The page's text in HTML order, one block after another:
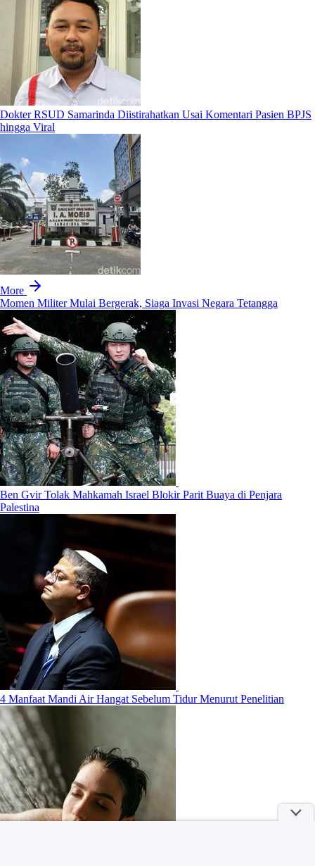
Dokter RSUD Samarinda Diistirahatkan Usai Komentari Pasien BPJS
hingga Viral
More
Momen Militer Mulai Bergerak, Siaga Invasi Negara Tetangga
Ben Gvir Tolak Mahkamah Israel Blokir Parit Buaya di Penjara
Palestina
4 Manfaat Mandi Air Hangat Sebelum Tidur Menurut Penelitian